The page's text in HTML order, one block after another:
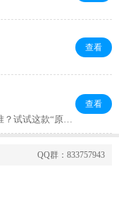
查看
？试试这款“原神
上传角色图就能
查看
QQ群：833757943